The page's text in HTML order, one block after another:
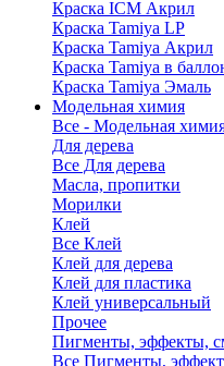
Краска ICM Акрил
Краска Tamiya LP
Краска Tamiya Акрил
Краска Tamiya в
Краска Tamiya Эмаль
Модельная химия
Все - Модельная
Для дерева
Все Для дерева
Масла, пропитки
Морилки
Клей
Все Клей
Клей для дерева
Клей для пластика
Клей универсальный
Прочее
Пигменты, эффекты,
Все Пигменты,